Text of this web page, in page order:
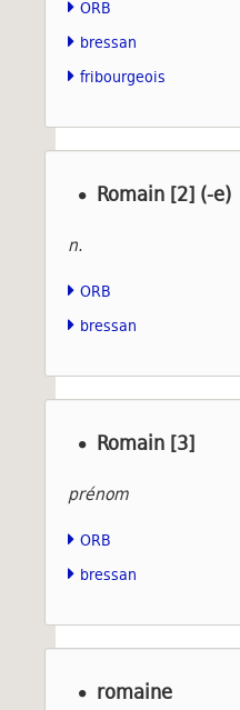
ORB
bressan
fribourgeois
Romain [2] (-e)
n.
ORB
bressan
Romain [3]
prénom
ORB
bressan
romaine